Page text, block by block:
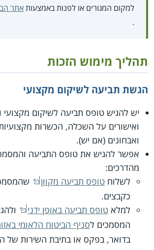
למקום המגורים או לפנות באמצעותאתר
.
תהליך מימוש הזכות
הגשת תביעה לשיקום מקצועי
יש להגיש טופס תביעה לשיקום מקצועי
ואישורים על השכלה, הכשרות
ואבחונים (אם יש).
אפשר להגיש את טופס התביעה
מהדרכים:
לשלוח טופס תביעה מקוון
כקבצים.
למלא טופס תביעה באופן ידני
המסמכים לסניף הביטוח הלאומי
בדואר, בפקס או בתיבת השירות של